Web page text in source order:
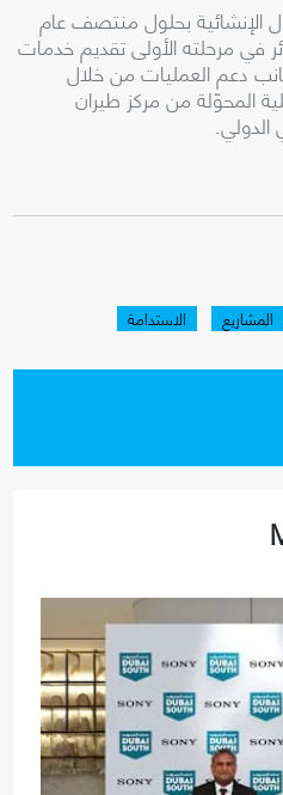
الإنشائية بحلول منتصف عام
في مرحلته الأولى تقديم خدمات
دعم العمليات من خلال
المحوّلة من مركز طيران
المشاريع الاستدامة